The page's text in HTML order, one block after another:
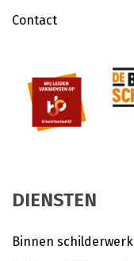
Contact
DIENSTEN
Binnen schilderwerk